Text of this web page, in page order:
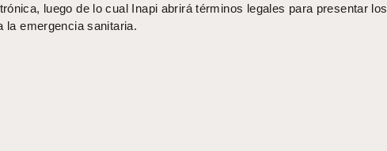
luego de lo cual Inapi abrirá términos legales para presentar los
la emergencia sanitaria.